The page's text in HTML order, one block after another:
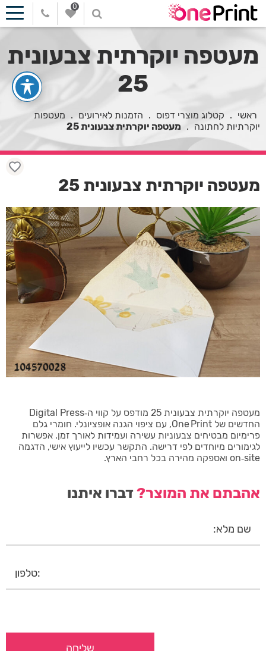
0
מעטפה יוקרתית צבעונית
25
ראשי . קטלוג מוצרי דפוס . הזמנות לאירועים . מעטפות
יוקרתיות לחתונה . מעטפה יוקרתית צבעונית 25
מעטפה יוקרתית צבעונית 25 מודפס על קווי ה‑Digital Press
החדשים של One Print, עם ציפוי הגנה אופציונלי. חומרי גלם
פרימיום מבטיחים צבעוניות עשירה ועמידות לאורך זמן. אפשרות
לגימורים מיוחדים לפי דרישה. התקשר עכשיו לייעוץ אישי, הדגמה
on‑site ואספקה מהירה בכל רחבי הארץ.
אהבתם את המוצר?דברו איתנו
מעטפה יוקרתית צבעונית 25